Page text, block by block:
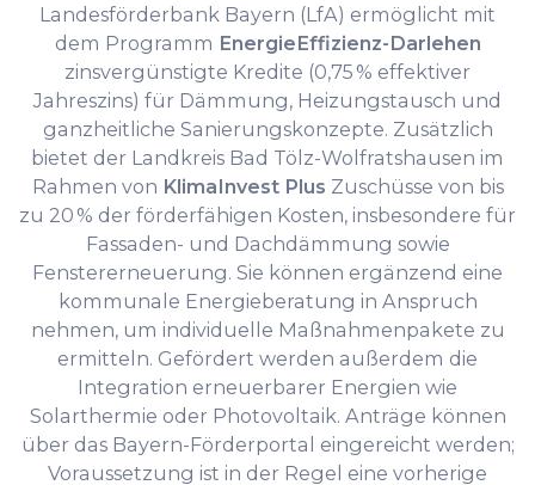
Landesförderbank Bayern (LfA) ermöglicht mit
dem Programm EnergieEffizienz-Darlehen
zinsvergünstigte Kredite (0,75 % effektiver
Jahreszins) für Dämmung, Heizungstausch und
ganzheitliche Sanierungskonzepte. Zusätzlich
bietet der Landkreis Bad Tölz-Wolfratshausen im
Rahmen von KlimaInvest Plus Zuschüsse von bis
zu 20 % der förderfähigen Kosten, insbesondere für
Fassaden- und Dachdämmung sowie
Fenstererneuerung. Sie können ergänzend eine
kommunale Energieberatung in Anspruch
nehmen, um individuelle Maßnahmenpakete zu
ermitteln. Gefördert werden außerdem die
Integration erneuerbarer Energien wie
Solarthermie oder Photovoltaik. Anträge können
über das Bayern-Förderportal eingereicht werden;
Voraussetzung ist in der Regel eine vorherige